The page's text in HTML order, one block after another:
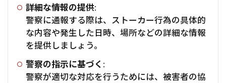
詳細な情報の提供:
警察に通報する際は、ストーカー行為の具体的
な内容や発生した日時、場所などの詳細な情報
を提供しましょう。
警察の指示に基づく :
警察が適切な対応を行うためには、被害者の協